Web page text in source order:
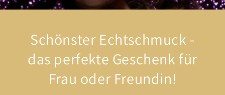
Schönster Echtschmuck -
das perfekte Geschenk für
Frau oder Freundin!